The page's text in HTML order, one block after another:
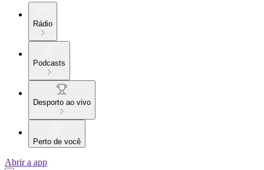
Rádio
Podcasts
Desporto ao vivo
Perto de você
Abrir a app